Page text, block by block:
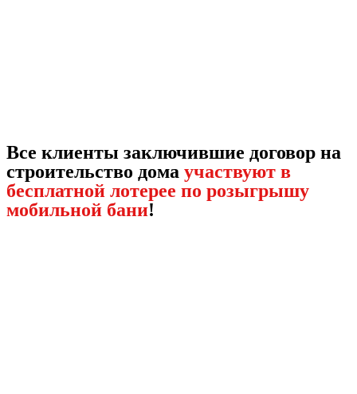
Все клиенты заключившие договор на
строительство дома участвуют в
бесплатной лотерее по розыгрышу
мобильной бани!